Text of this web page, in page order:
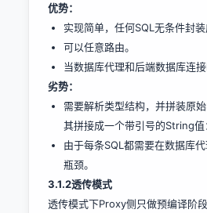
优势：
实现简单，任何SQL无条件封装
可以任意路由。
当数据库代理和后端数据库连
劣势：
需要解析类型结构，并拼装原
其拼接成一个带引号的String值
由于每条SQL都需要在数据库
瓶颈。
3.1.2透传模式
透传模式下Proxy侧只做预编译阶